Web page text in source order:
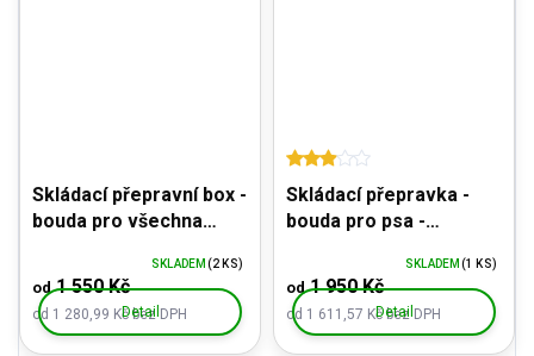
Skládací přepravní box -
bouda pro všechna
od 1 280,99 Kč bez DPH
od1 550 Kč
SKLADEM (2 KS)
Detail
Skládací přepravka -
bouda pro psa -
kapsami a taškou na
přenos
od 1 611,57 Kč bez DPH
od1 950 Kč
SKLADEM (1 KS)
Detail